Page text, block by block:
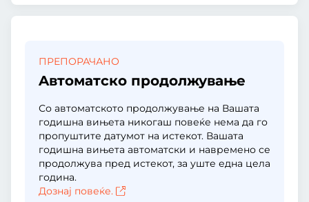
ПРЕПОРАЧАНО
Aвтоматско продолжување
Со автоматското продолжување на Вашата
годишна вињета никогаш повеќе нема да го
пропуштите датумот на истекот. Вашата
годишна вињета автоматски и навремено се
продолжува пред истекот, за уште една цела
година.
Дознај повеќе.